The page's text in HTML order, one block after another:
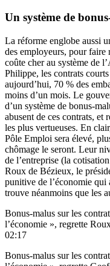
Un système de
La réforme englobe aussi
des employeurs, pour faire
coûte cher au système de
Philippe, les contrats
aujourd’hui, 70 % des
moins d’un mois. Le
d’un système de bonus-
abusent de ces contrats, et
les plus vertueuses. En
Pôle Emploi sera élevé,
chômage le seront. Leur
de l’entreprise (la
Roux de Bézieux, le
punitive de l’économie qui
trouve néanmoins que les
Bonus-malus sur les
l’économie », regrette
02:17
Bonus-malus sur les